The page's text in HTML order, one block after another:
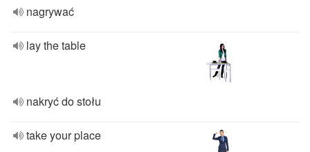
nagrywać
lay the table
nakryć do stołu
take your place